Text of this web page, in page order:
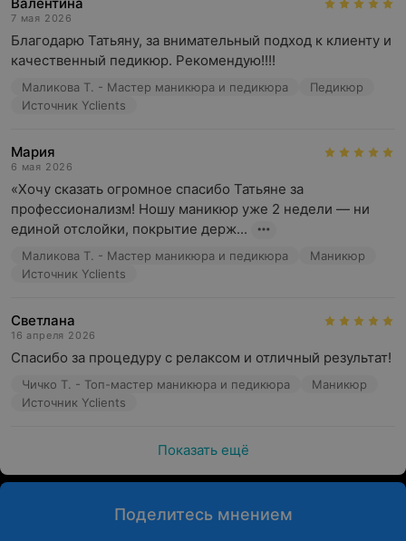
7 мая 2026
Благодарю Татьяну, за внимательный подход к клиенту и
качественный педикюр. Рекомендую!!!!
Маликова Т. - Мастер маникюра и педикюра
Педикюр
Источник Yclients
Мария
6 мая 2026
«Хочу сказать огромное спасибо Татьяне за
профессионализм! Ношу маникюр уже 2 недели — ни
единой отслойки, покрытие держ...
Маликова Т. - Мастер маникюра и педикюра
Маникюр
Источник Yclients
Светлана
16 апреля 2026
Спасибо за процедуру с релаксом и отличный результат!
Чичко Т. - Топ-мастер маникюра и педикюра
Маникюр
Источник Yclients
Показать ещё
Поделитесь мнением